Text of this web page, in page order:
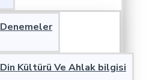
Denemeler
Din Kültürü Ve Ahlak bilgisi